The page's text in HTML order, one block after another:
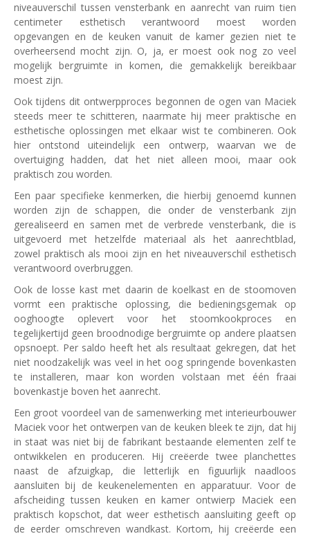
niveauverschil tussen vensterbank en aanrecht van ruim tien
centimeter esthetisch verantwoord moest worden
opgevangen en de keuken vanuit de kamer gezien niet te
overheersend mocht zijn. O, ja, er moest ook nog zo veel
mogelijk bergruimte in komen, die gemakkelijk bereikbaar
moest zijn.
Ook tijdens dit ontwerpproces begonnen de ogen van Maciek
steeds meer te schitteren, naarmate hij meer praktische en
esthetische oplossingen met elkaar wist te combineren. Ook
hier ontstond uiteindelijk een ontwerp, waarvan we de
overtuiging hadden, dat het niet alleen mooi, maar ook
praktisch zou worden.
Een paar specifieke kenmerken, die hierbij genoemd kunnen
worden zijn de schappen, die onder de vensterbank zijn
gerealiseerd en samen met de verbrede vensterbank, die is
uitgevoerd met hetzelfde materiaal als het aanrechtblad,
zowel praktisch als mooi zijn en het niveauverschil esthetisch
verantwoord overbruggen.
Ook de losse kast met daarin de koelkast en de stoomoven
vormt een praktische oplossing, die bedieningsgemak op
ooghoogte oplevert voor het stoomkookproces en
tegelijkertijd geen broodnodige bergruimte op andere plaatsen
opsnoept. Per saldo heeft het als resultaat gekregen, dat het
niet noodzakelijk was veel in het oog springende bovenkasten
te installeren, maar kon worden volstaan met één fraai
bovenkastje boven het aanrecht.
Een groot voordeel van de samenwerking met interieurbouwer
Maciek voor het ontwerpen van de keuken bleek te zijn, dat hij
in staat was niet bij de fabrikant bestaande elementen zelf te
ontwikkelen en produceren. Hij creëerde twee planchettes
naast de afzuigkap, die letterlijk en figuurlijk naadloos
aansluiten bij de keukenelementen en apparatuur. Voor de
afscheiding tussen keuken en kamer ontwierp Maciek een
praktisch kopschot, dat weer esthetisch aansluiting geeft op
de eerder omschreven wandkast. Kortom, hij creëerde een